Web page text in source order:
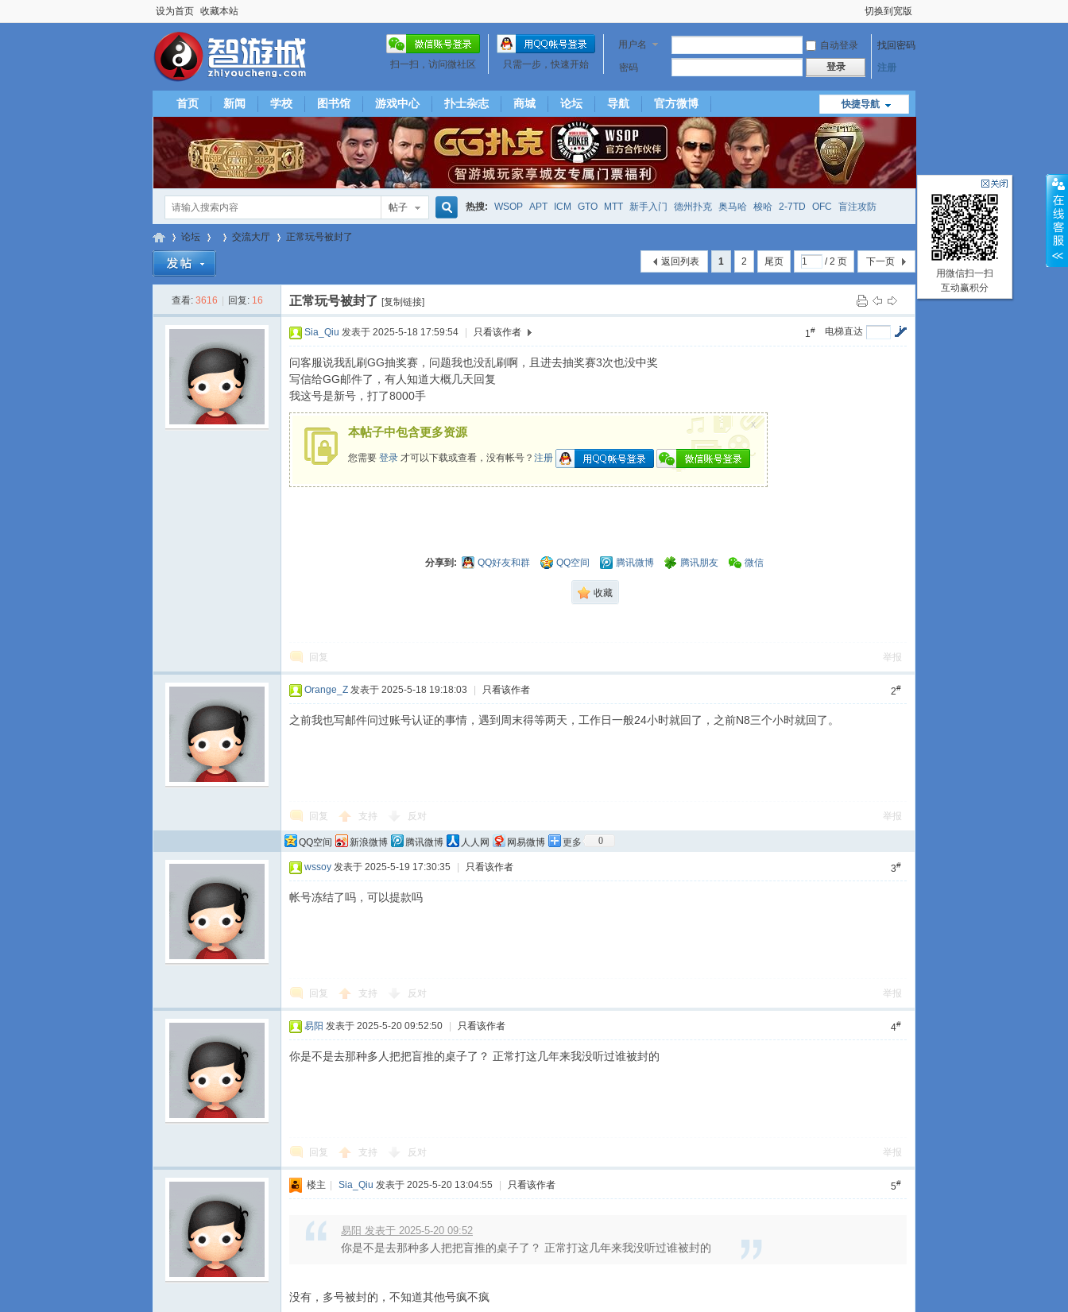
设为首页 收藏本站 切换到宽版
用户名 自动登录
找回密码
密码
登录 注册
只需一步，快速开始
扫一扫，访问微社区
快捷导航
首页 新闻 学校 图书馆 游戏中心 扑士杂志 商城 论坛 导航 官方微博
帖子 热搜: WSOP APT ICM GTO MTT 新手入门 德州扑克 奥马哈 梭哈 2-7TD OFC 盲注攻防
论坛
› ›
交流大厅 正常玩号被封了
1 2 尾页 / 2 页 下一页
返回列表
查看: 3616 回复: 16 正常玩号被封了 [复制链接]
电梯直达
1#
Sia_Qiu 发表于 2025-5-18 17:59:54 只看该作者
问客服说我乱刷GG抽奖赛，问题我也没乱刷啊，且进去抽奖赛3次也没中奖
写信给GG邮件了，有人知道大概几天回复
我这号是新号，打了8000手
本帖子中包含更多资源
您需要 登录 才可以下载或查看，没有帐号？ 注册
x
分享到: QQ好友和群 QQ空间 腾讯微博 腾讯朋友 微信
收藏
回复 举报
2#
Orange_Z 发表于 2025-5-18 19:18:03 只看该作者
之前我也写邮件问过账号认证的事情，遇到周末得等两天，工作日一般24小时就回了，之前N8三个小时就回了。
回复 支持 反对 举报
QQ空间 新浪微博 腾讯微博 人人网 网易微博 更多 0
3#
wssoy 发表于 2025-5-19 17:30:35 只看该作者
帐号冻结了吗，可以提款吗
回复 支持 反对 举报
4#
易阳 发表于 2025-5-20 09:52:50 只看该作者
你是不是去那种多人把把盲推的桌子了？ 正常打这几年来我没听过谁被封的
回复 支持 反对 举报
5#
楼主 Sia_Qiu 发表于 2025-5-20 13:04:55 只看该作者
易阳 发表于 2025-5-20 09:52
你是不是去那种多人把把盲推的桌子了？ 正常打这几年来我没听过谁被封的
没有，多号被封的，不知道其他号疯不疯
用微信扫一扫
互动赢积分